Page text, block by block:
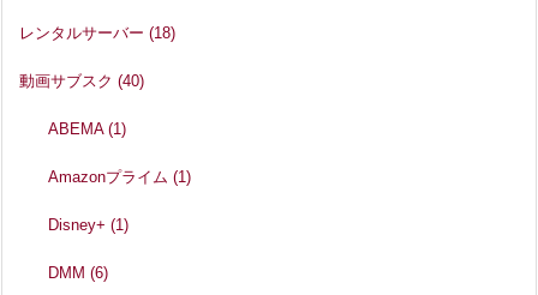
レンタルサーバー (18)
動画サブスク (40)
ABEMA(1)
Amazonプライム(1)
Disney+(1)
DMM(6)